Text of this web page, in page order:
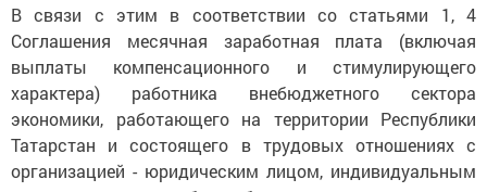
В связи с этим в соответствии со статьями 1, 4
Соглашения месячная заработная плата (включая
выплаты компенсационного и стимулирующего
характера) работника внебюджетного сектора
экономики, работающего на территории Республики
Татарстан и состоящего в трудовых отношениях с
организацией - юридическим лицом, индивидуальным